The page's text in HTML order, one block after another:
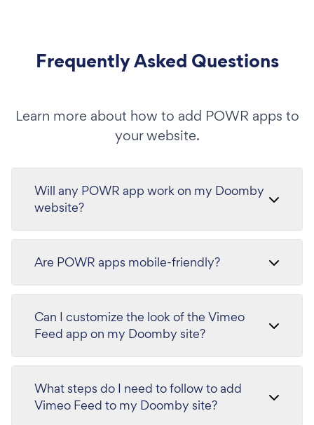
Frequently Asked Questions
Learn more about how to add POWR apps to
your website.
Will any POWR app work on my Doomby
website?
Are POWR apps mobile-friendly?
Can I customize the look of the Vimeo
Feed app on my Doomby site?
What steps do I need to follow to add
Vimeo Feed to my Doomby site?